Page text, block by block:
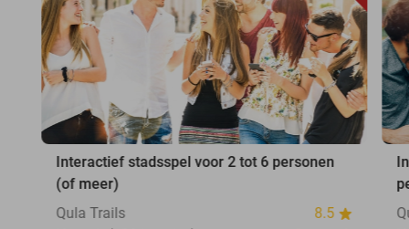
Interactief stadsspel voor 2 tot 6 personen
(of meer)
Qula Trails
8.5